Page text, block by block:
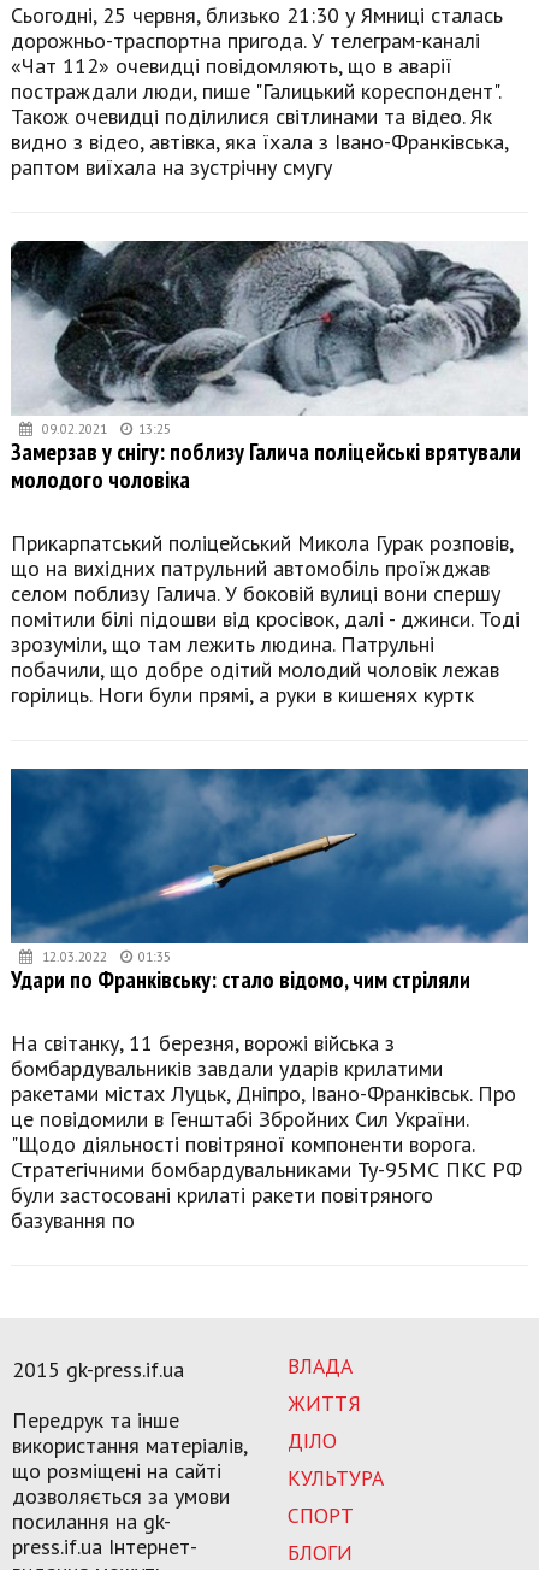
Сьогодні, 25 червня, близько 21:30 у Ямниці сталась
дорожньо-траспортна пригода. У телеграм-каналі
«Чат 112» очевидці повідомляють, що в аварії
постраждали люди, пише "Галицький кореспондент".
Також очевидці поділилися світлинами та відео. Як
видно з відео, автівка, яка їхала з Івано-Франківська,
раптом виїхала на зустрічну смугу
09.02.2021 13:25
Замерзав у снігу: поблизу Галича поліцейські врятували
молодого чоловіка
Прикарпатський поліцейський Микола Гурак розповів,
що на вихідних патрульний автомобіль проїжджав
селом поблизу Галича. У боковій вулиці вони спершу
помітили білі підошви від кросівок, далі - джинси. Тоді
зрозуміли, що там лежить людина. Патрульні
побачили, що добре одітий молодий чоловік лежав
горілиць. Ноги були прямі, а руки в кишенях куртк
12.03.2022 01:35
Удари по Франківську: стало відомо, чим стріляли
На світанку, 11 березня, ворожі війська з
бомбардувальників завдали ударів крилатими
ракетами містах Луцьк, Дніпро, Івано-Франківськ. Про
це повідомили в Генштабі Збройних Сил України.
"Щодо діяльності повітряної компоненти ворога.
Стратегічними бомбардувальниками Ту-95МС ПКС РФ
були застосовані крилаті ракети повітряного
базування по
ВЛАДА
ЖИТТЯ
ДІЛО
КУЛЬТУРА
СПОРТ
БЛОГИ
2015 gk-press.if.ua
Передрук та інше
використання матеріалів,
що розміщені на сайті
дозволяється за умови
посилання на gk-
press.if.ua Інтернет-